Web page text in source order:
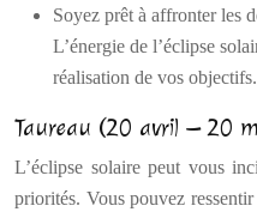
Soyez prêt à affronter les
L’énergie de l’éclipse
réalisation de vos objectifs.
Taureau (20 avril – 20
L’éclipse solaire peut vous
priorités. Vous pouvez